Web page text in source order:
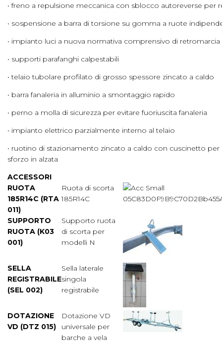
• freno a repulsione meccanica con sblocco autoreverse per
• sospensione a barra di torsione su gomma a ruote
• impianto luci a nuova normativa comprensivo di retromarcia
• supporti parafanghi calpestabili
• telaio tubolare profilato di grosso spessore zincato a caldo
• barra fanaleria in alluminio a smontaggio rapido
• perno a molla di sicurezza per evitare fuoriuscita fanaleria
• impianto elettrico parzialmente interno al telaio
• ruotino di stazionamento zincato a caldo con cuscinetto
sforzo in alzata
ACCESSORI
RUOTA
185R14C (RTA
011)
Ruota di scorta
185R14C
SUPPORTO
RUOTA (K03
001)
Supporto ruota
di scorta per
modelli N
SELLA
REGISTRABILE
(SEL 002)
Sella laterale
singola
registrabile
DOTAZIONE
VD (DTZ 015)
Dotazione VD
universale per
barche a vela